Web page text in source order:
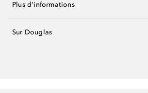
Plus d'informations
Sur Douglas